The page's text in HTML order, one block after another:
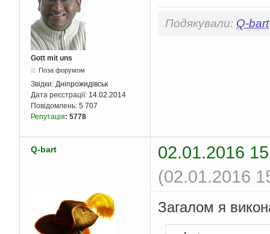
Gott mit uns
Поза форумом
Звідки: Дніпрожидівськ
Дата реєстрації: 14.02.2014
Повідомлень: 5 707
Репутація: 5778
Подякували: Q-bart
Q-bart
02.01.2016
(02.01.2016
Загалом я